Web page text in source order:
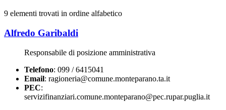
9 elementi trovati in ordine alfabetico
Alfredo Garibaldi
Responsabile di posizione amministrativa
Telefono: 099 / 6415041
Email: ragioneria@comune.monteparano.ta.it
PEC:
servizifinanziari.comune.monteparano@pec.rupar.puglia.it